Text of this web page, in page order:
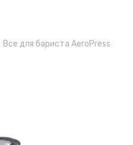
Все для бариста AeroPress